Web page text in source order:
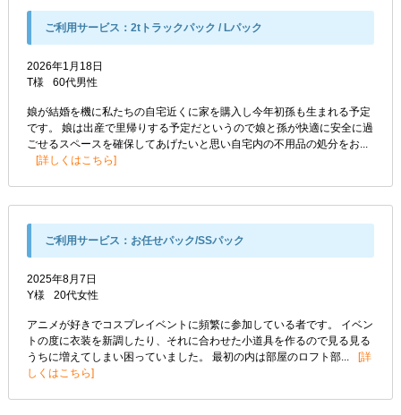
ご利用サービス： 2tトラックパック / Lパック
2026年1月18日
T様
60代男性
娘が結婚を機に私たちの自宅近くに家を購入し今年初孫も生まれる予定
です。 娘は出産で里帰りする予定だというので娘と孫が快適に安全に過
ごせるスペースを確保してあげたいと思い自宅内の不用品の処分をお...
詳しくはこちら
ご利用サービス： お任せパック/SSパック
2025年8月7日
Y様
20代女性
アニメが好きでコスプレイベントに頻繁に参加している者です。 イベン
トの度に衣装を新調したり、それに合わせた小道具を作るので見る見る
うちに増えてしまい困っていました。 最初の内は部屋のロフト部...
詳
しくはこちら